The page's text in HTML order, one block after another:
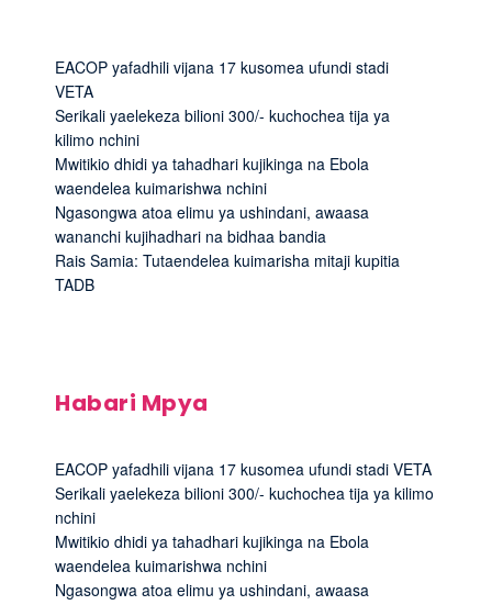
EACOP yafadhili vijana 17 kusomea ufundi stadi
VETA
Serikali yaelekeza bilioni 300/- kuchochea tija ya
kilimo nchini
Mwitikio dhidi ya tahadhari kujikinga na Ebola
waendelea kuimarishwa nchini
Ngasongwa atoa elimu ya ushindani, awaasa
wananchi kujihadhari na bidhaa bandia
Rais Samia: Tutaendelea kuimarisha mitaji kupitia
TADB
Habari Mpya
EACOP yafadhili vijana 17 kusomea ufundi stadi VETA
Serikali yaelekeza bilioni 300/- kuchochea tija ya kilimo
nchini
Mwitikio dhidi ya tahadhari kujikinga na Ebola
waendelea kuimarishwa nchini
Ngasongwa atoa elimu ya ushindani, awaasa